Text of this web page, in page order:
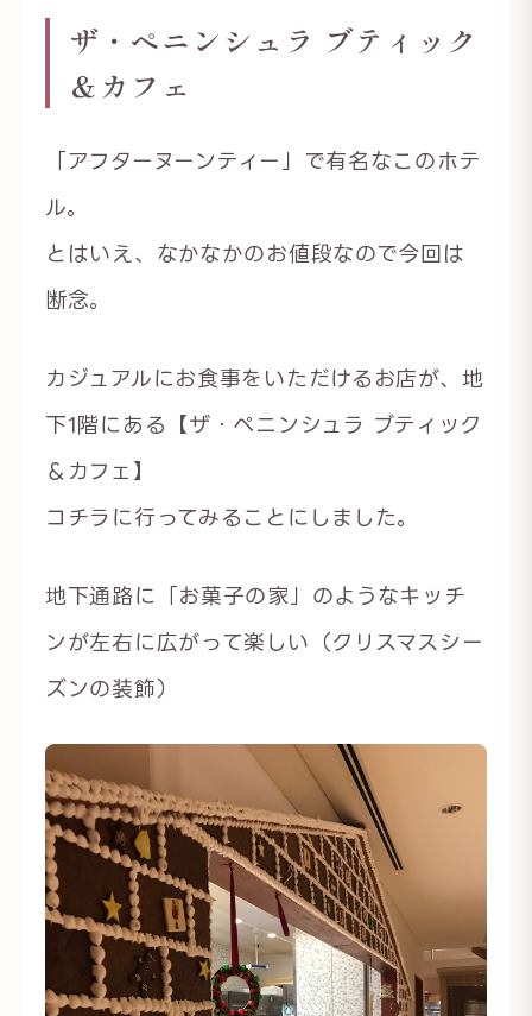
ザ・ペニンシュラ ブティック
＆カフェ
「アフターヌーンティー」で有名なこのホテ
ル。
とはいえ、なかなかのお値段なので今回は
断念。
カジュアルにお食事をいただけるお店が、地
下1階にある【ザ・ペニンシュラ ブティック
＆カフェ】
コチラに行ってみることにしました。
地下通路に「お菓子の家」のようなキッチ
ンが左右に広がって楽しい（クリスマスシー
ズンの装飾）